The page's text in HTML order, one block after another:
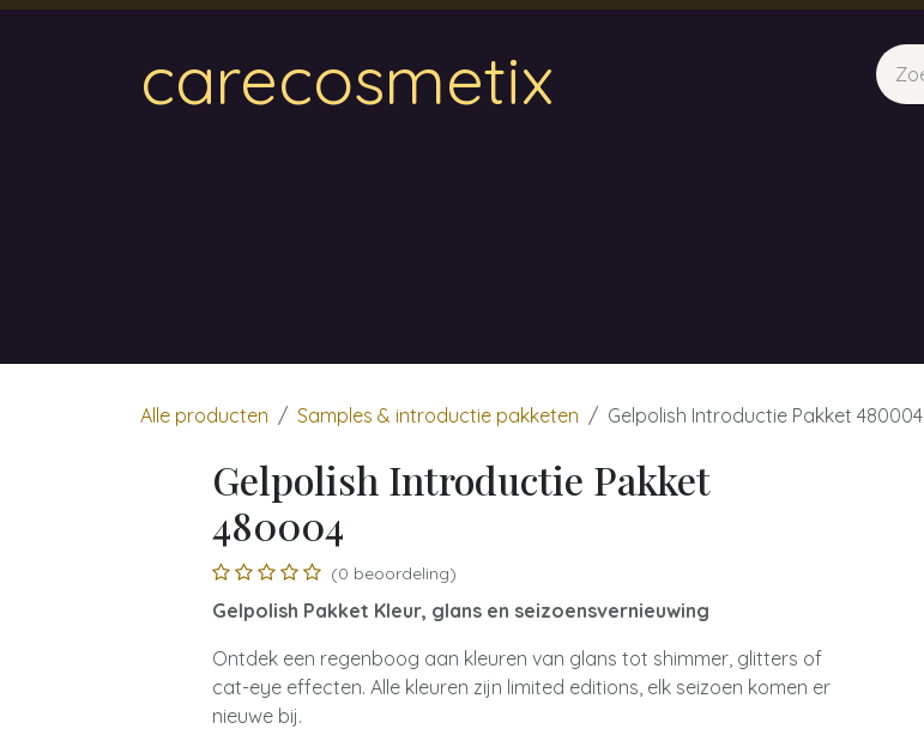
carecosmetix
Alle producten Samples & introductie pakketen Gelpolish Introductie Pakket 480004
Gelpolish Introductie Pakket
480004
(0 beoordeling)
Gelpolish Pakket Kleur, glans en seizoensvernieuwing
Ontdek een regenboog aan kleuren van glans tot shimmer, glitters of
cat-eye effecten. Alle kleuren zijn limited editions, elk seizoen komen er
nieuwe bij.